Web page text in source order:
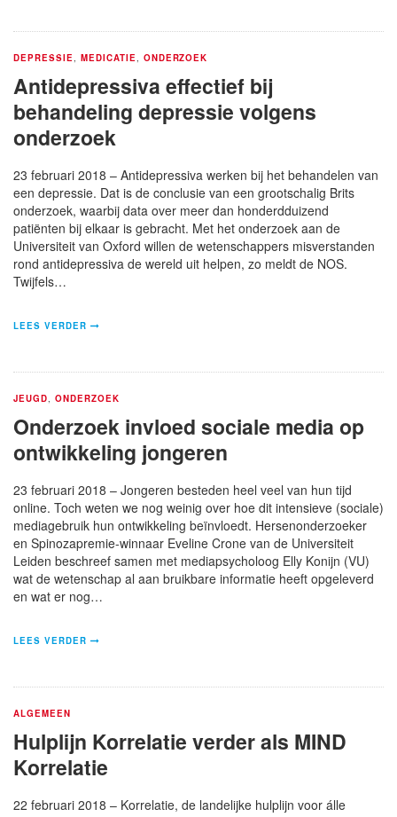
DEPRESSIE MEDICATIE ONDERZOEK
Antidepressiva effectief bij
behandeling depressie volgens
onderzoek
23 februari 2018 – Antidepressiva werken bij het behandelen van
een depressie. Dat is de conclusie van een grootschalig Brits
onderzoek, waarbij data over meer dan honderdduizend
patiënten bij elkaar is gebracht. Met het onderzoek aan de
Universiteit van Oxford willen de wetenschappers misverstanden
rond antidepressiva de wereld uit helpen, zo meldt de NOS.
Twijfels…
LEES VERDER
JEUGD ONDERZOEK
Onderzoek invloed sociale media op
ontwikkeling jongeren
23 februari 2018 – Jongeren besteden heel veel van hun tijd
online. Toch weten we nog weinig over hoe dit intensieve (sociale)
mediagebruik hun ontwikkeling beïnvloedt. Hersenonderzoeker
en Spinozapremie-winnaar Eveline Crone van de Universiteit
Leiden beschreef samen met mediapsycholoog Elly Konijn (VU)
wat de wetenschap al aan bruikbare informatie heeft opgeleverd
en wat er nog…
LEES VERDER
ALGEMEEN
Hulplijn Korrelatie verder als MIND
Korrelatie
22 februari 2018 – Korrelatie, de landelijke hulplijn voor álle